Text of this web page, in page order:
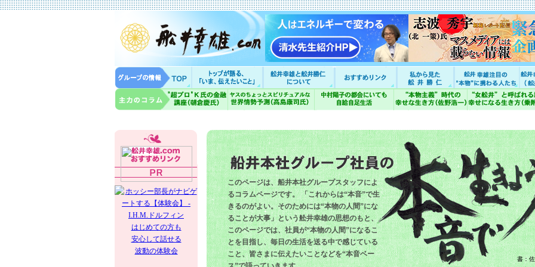
はじめての方も
安心して話せる
波動の体験会
このページは、船井本社グループスタッフによ
るコラムページです。 「これからは“本音”で生
きるのがよい。そのためには“本物の人間”にな
ることが大事」という舩井幸雄の思想のもと、
このページでは、社員が“本物の人間”になるこ
とを目指し、毎日の生活を送る中で感じている
こと、皆さまに伝えたいことなどを“本音ベー
書：